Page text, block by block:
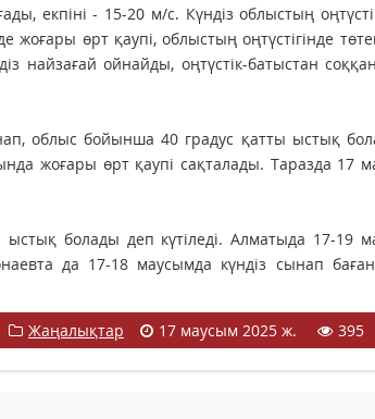
екпіні - 15-20 м/с. Күндіз облыстың
жоғары өрт қаупі, облыстың оңтүстігінде
найзағай ойнайды, оңтүстік-батыстан
облыс бойынша 40 градус қатты ыстық
жоғары өрт қаупі сақталады. Таразда 17
болады деп күтіледі. Алматыда 17-19
да 17-18 маусымда күндіз сынап
Жаңалықтар
17 маусым 2025 ж. 395